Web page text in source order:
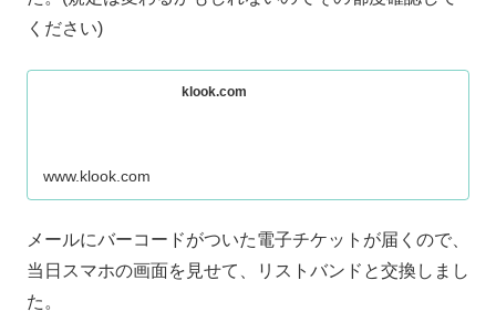
ください)
klook.com
www.klook.com
メールにバーコードがついた電子チケットが届くので、
当日スマホの画面を見せて、リストバンドと交換しまし
た。